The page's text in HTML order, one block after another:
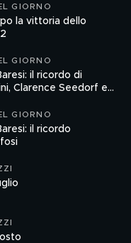
GIORNO
la vittoria dello
GIORNO
il ricordo di
Clarence Seedorf e
GIORNO
il ricordo